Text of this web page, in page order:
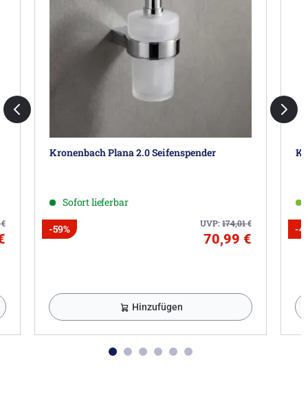
€
Kronenbach Plana 2.0 Seifenspender
Sofort lieferbar
UVP:174,01€
-59%
70,99 €
Hinzufügen
-